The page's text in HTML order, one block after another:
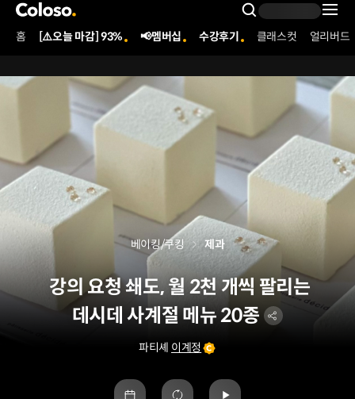
콜로소
Search
Coloso Menu
홈 [⚠️오늘 마감] 93% 📢멤버십 수강후기 클래스컷 얼리버드
강의 요청 쇄도, 월 2천 개씩 팔리는
데시데 사계절 메뉴 20종
파티셰 이계정
베이킹/쿠킹 제과